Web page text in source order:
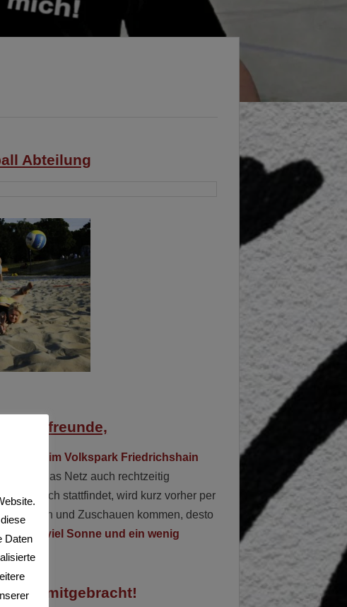
Abteilung
freunde,
im Volkspark Friedrichshain
wir das Netz auch rechtzeitig
wirklich stattfindet, wird kurz vorher per
Spielen und Zuschauen kommen, desto
viel Sonne und ein wenig
Grill mitgebracht!
Daten